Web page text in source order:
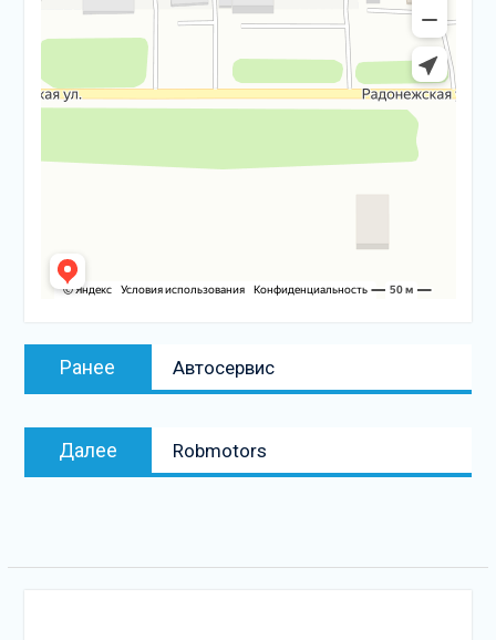
Навигация
Ранее
Предыдущая
запись:
Автосервис
Далее
Следующая
запись
Robmotors